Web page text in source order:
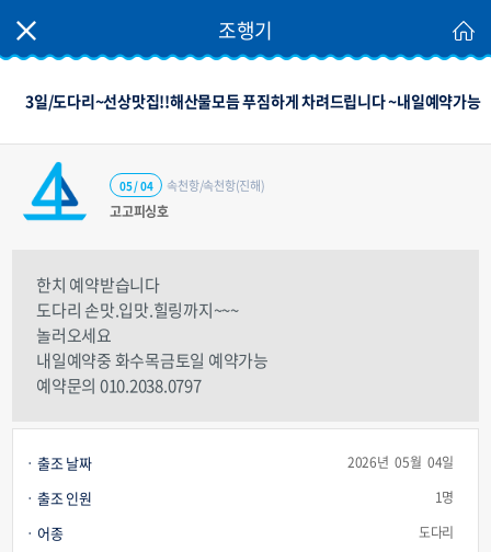
조행기
3일/도다리~선상맛집!!해산물모듬 푸짐하게 차려드립니다 ~내일예약가능
고고피싱호
속천항/속천항(진해)
05 / 04
한치 예약받습니다
도다리 손맛.입맛.힐링까지~~~
놀러오세요
내일예약중 화수목금토일 예약가능
예약문의 010.2038.0797
출조 날짜 2026년 05월 04일
출조 인원 1명
어종 도다리